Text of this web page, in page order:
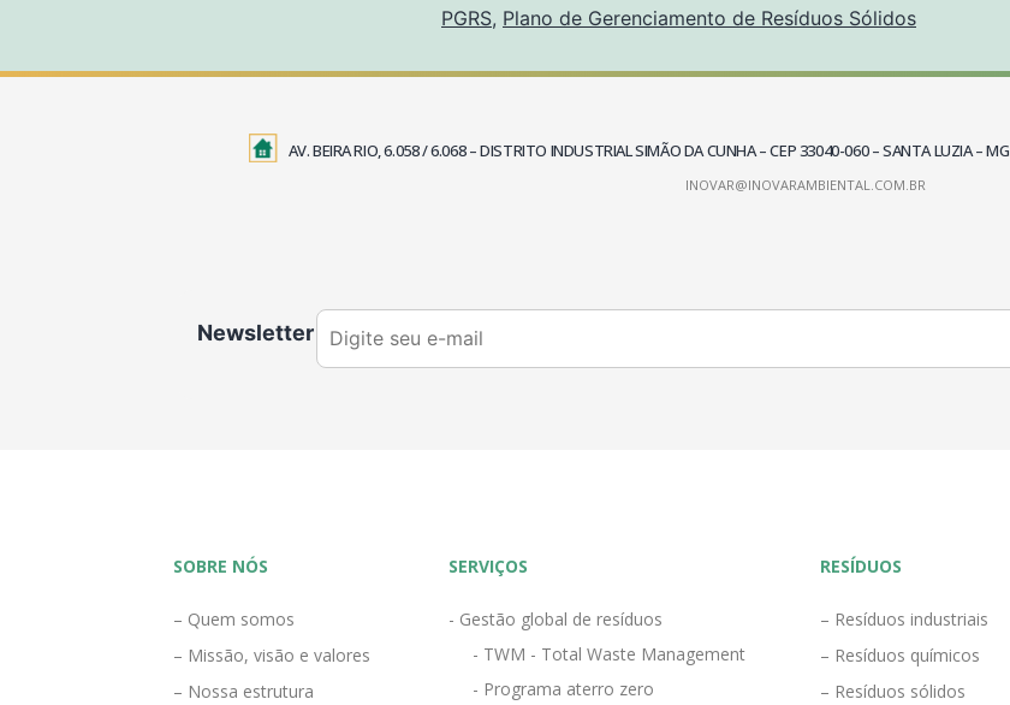
PGRS, Plano de Gerenciamento de Resíduos Sólidos
AV. BEIRA RIO, 6.058 / 6.068 – DISTRITO INDUSTRIAL SIMÃO DA CUNHA – CEP 33040-060 – SANTA LUZIA – MG
INOVAR@INOVARAMBIENTAL.COM.BR
Newsletter
SOBRE NÓS
– Quem somos
– Missão, visão e valores
– Nossa estrutura
SERVIÇOS
- Gestão global de resíduos
- TWM - Total Waste Management
- Programa aterro zero
RESÍDUOS
– Resíduos industriais
– Resíduos químicos
– Resíduos sólidos